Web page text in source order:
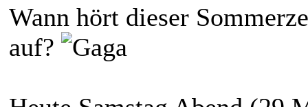
Wann hört dieser
auf?